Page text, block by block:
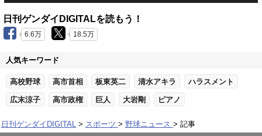
日刊ゲンダイDIGITALを読もう！
6.6万 18.5万
人気キーワード
高校野球 高市首相 板東英二 清水アキラ ハラスメント
広末涼子 高市政権 巨人 大岩剛 ピアノ
日刊ゲンダイDIGITAL スポーツ 野球ニュース 記事